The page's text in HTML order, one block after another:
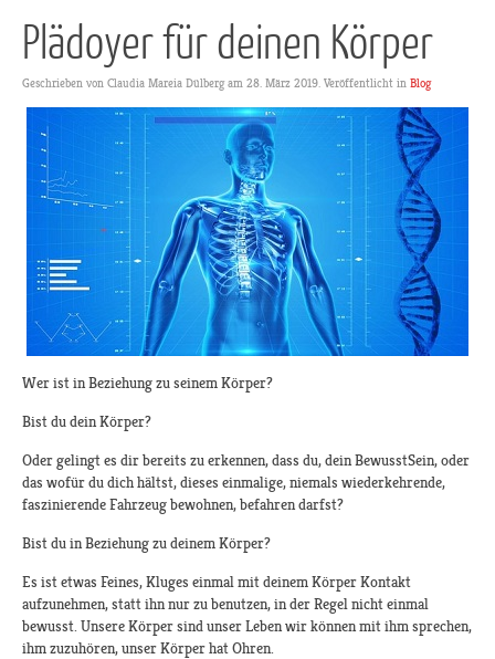
Plädoyer für deinen Körper
Geschrieben von Claudia Mareia Dülberg am 28. März 2019. Veröffentlicht in Blog
Wer ist in Beziehung zu seinem Körper?
Bist du dein Körper?
Oder gelingt es dir bereits zu erkennen, dass du, dein BewusstSein, oder
das wofür du dich hältst, dieses einmalige, niemals wiederkehrende,
faszinierende Fahrzeug bewohnen, befahren darfst?
Bist du in Beziehung zu deinem Körper?
Es ist etwas Feines, Kluges einmal mit deinem Körper Kontakt
aufzunehmen, statt ihn nur zu benutzen, in der Regel nicht einmal
bewusst. Unsere Körper sind unser Leben wir können mit ihm sprechen,
ihm zuzuhören, unser Körper hat Ohren.